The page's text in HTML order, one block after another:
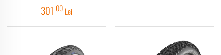
622 28x1.60
301 00 Lei